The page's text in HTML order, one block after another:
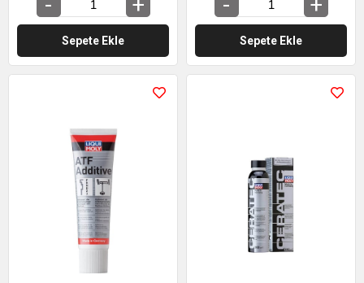
Sepete Ekle Sepete Ekle